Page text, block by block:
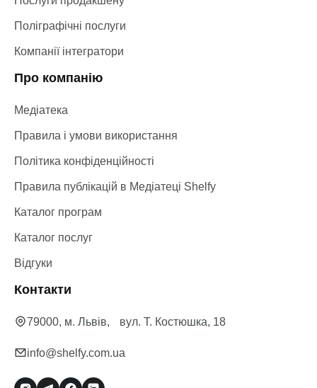
Поліграфічні послуги
Компанії інтегратори
Про компанію
Медіатека
Правила і умови використання
Політика конфіденційності
Правила публікацій в Медіатеці Shelfy
Каталог програм
Каталог послуг
Відгуки
Контакти
79000, м. Львів, вул. Т. Костюшка, 18
info@shelfy.com.ua